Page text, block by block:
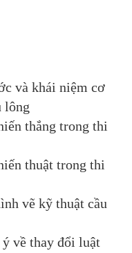
và khái niệm cơ
lông
thắng trong thi
thuật trong thi
vẽ kỹ thuật cầu
về thay đổi luật